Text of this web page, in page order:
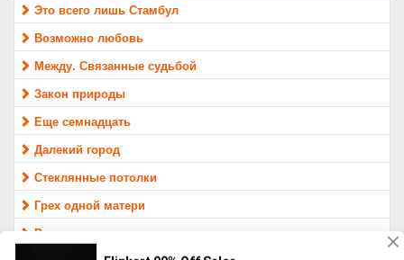
Это всего лишь Стамбул
Возможно любовь
Между. Связанные судьбой
Закон природы
Еще семнадцать
Далекий город
Стеклянные потолки
Грех одной матери
Раненые птицы